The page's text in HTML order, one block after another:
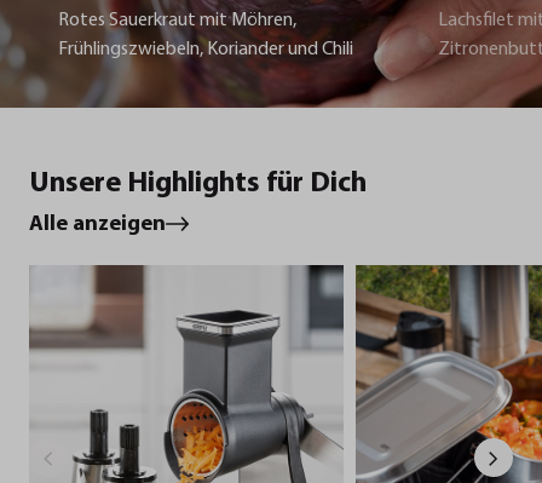
Rotes Sauerkraut mit Möhren,
Frühlingszwiebeln, Koriander und Chili
Lachsfilet
Unsere Highlights für Dich
Alle anzeigen